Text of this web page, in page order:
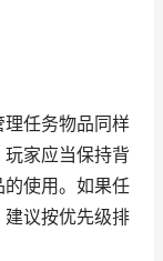
任务物品同样
家应当保持背
使用。如果任
议按优先级排